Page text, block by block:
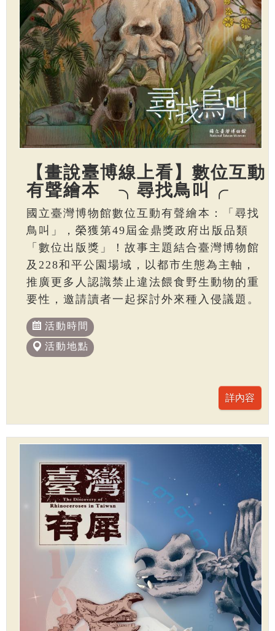
【畫說臺博線上看】數位互動
有聲繪本 ╮尋找鳥叫╭
國立臺灣博物館數位互動有聲繪本：「尋找
鳥叫」，榮獲第49屆金鼎獎政府出版品類
「數位出版獎」！故事主題結合臺灣博物館
及228和平公園場域，以都市生態為主軸，
推廣更多人認識禁止違法餵食野生動物的重
要性，邀請讀者一起探討外來種入侵議題。
活動時間
活動地點